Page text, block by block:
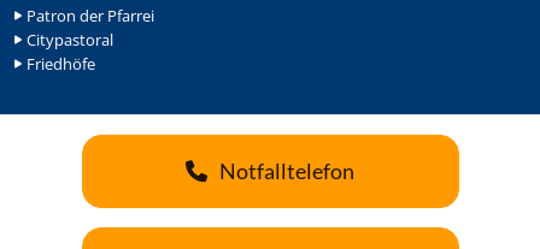
Patron der Pfarrei
Citypastoral
Friedhöfe
Notfalltelefon